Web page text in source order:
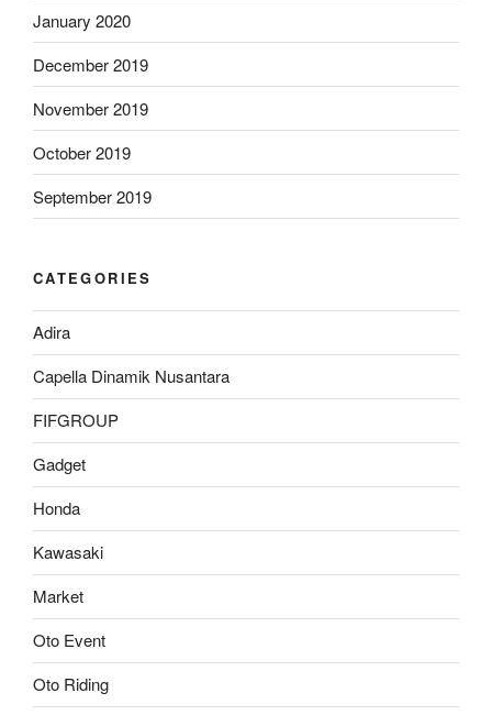
January 2020
December 2019
November 2019
October 2019
September 2019
CATEGORIES
Adira
Capella Dinamik Nusantara
FIFGROUP
Gadget
Honda
Kawasaki
Market
Oto Event
Oto Riding